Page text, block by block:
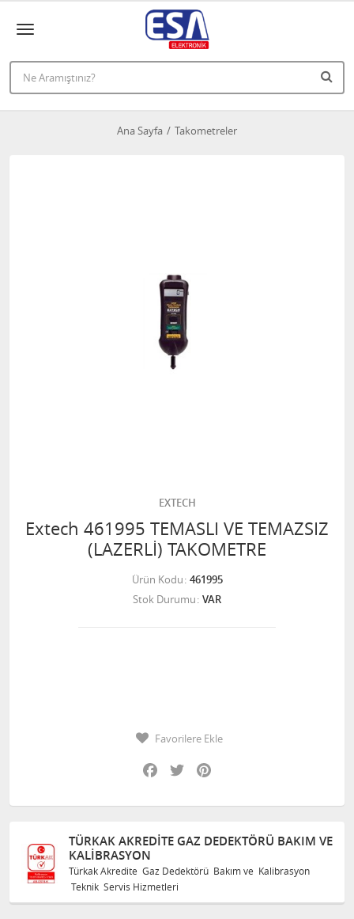
Ana Sayfa Takometreler
EXTECH
Extech 461995 TEMASLI VE TEMAZSIZ
(LAZERLİ) TAKOMETRE
Ürün Kodu 461995
Stok Durumu VAR
Favorilere Ekle
Facebook
Twitter
TÜRKAK AKREDITE GAZ DEDEKTÖRÜ BAKIM VE
KALIBRASYON
Türkak Akredite Gaz Dedektörü Bakım ve Kalibrasyon
Teknik Servis Hizmetleri